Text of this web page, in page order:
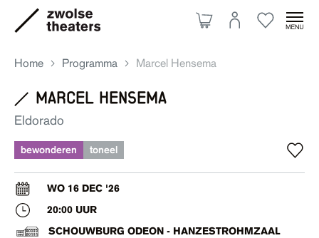
Aanbod
Je bezoek
Over ons
Home Programma Marcel Hensema
marcel hensema
Eldorado
bewonderen toneel
WO 16 DEC '26
20:00 UUR
SCHOUWBURG ODEON - HANZESTROHMZAAL